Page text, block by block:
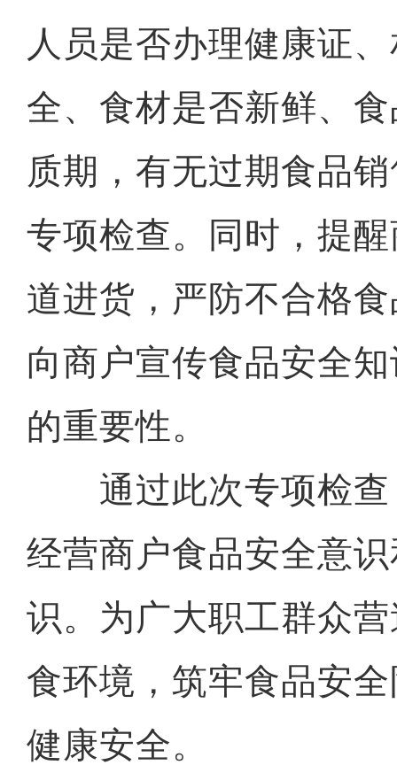
人员是否办理健康证
全、食材是否新鲜、
质期，有无过期食品
专项检查。同时，提
道进货，严防不合格
向商户宣传食品安全
的重要性。
通过此次专项检查
经营商户食品安全意
识。为广大职工群众
食环境，筑牢食品安
健康安全。